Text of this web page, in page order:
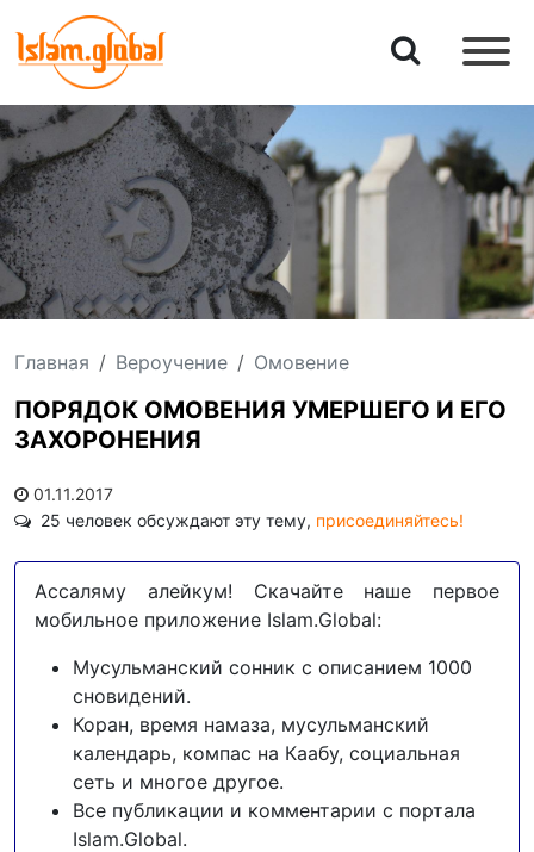
Главная Вероучение Омовение
ПОРЯДОК ОМОВЕНИЯ УМЕРШЕГО И ЕГО
ЗАХОРОНЕНИЯ
01.11.2017
25 человек обсуждают эту тему, присоединяйтесь!
Ассаляму алейкум! Скачайте наше первое
мобильное приложение Islam.Global:
Мусульманский сонник с описанием 1000
сновидений.
Коран, время намаза, мусульманский
календарь, компас на Каабу, социальная
сеть и многое другое.
Все публикации и комментарии с портала
Islam.Global.